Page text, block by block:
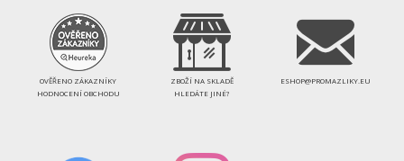
OVĚŘENO ZÁKAZNÍKY
HODNOCENÍ OBCHODU
ZBOŽÍ NA SKLADĚ
HLEDÁTE JINÉ?
ESHOP@PROMAZLIKY.EU